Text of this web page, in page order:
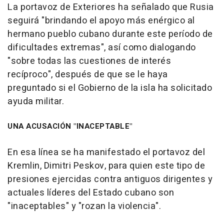
La portavoz de Exteriores ha señalado que Rusia
seguirá "brindando el apoyo más enérgico al
hermano pueblo cubano durante este período de
dificultades extremas", así como dialogando
"sobre todas las cuestiones de interés
recíproco", después de que se le haya
preguntado si el Gobierno de la isla ha solicitado
ayuda militar.
UNA ACUSACIÓN "INACEPTABLE"
En esa línea se ha manifestado el portavoz del
Kremlin, Dimitri Peskov, para quien este tipo de
presiones ejercidas contra antiguos dirigentes y
actuales líderes del Estado cubano son
"inaceptables" y "rozan la violencia".